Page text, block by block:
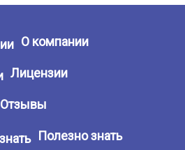
О компании
Лицензии
Отзывы
Полезно знать